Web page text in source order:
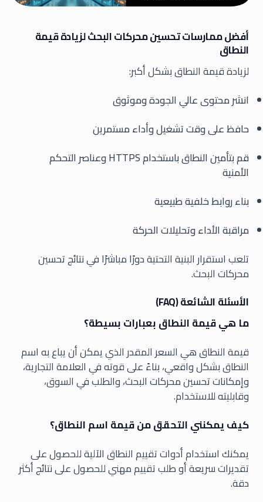
أفضل ممارسات تحسين محركات البحث لزيادة قيمة
النطاق
لزيادة قيمة النطاق بشكل أكبر:
انشر محتوى عالي الجودة وموثوق
حافظ على وقت تشغيل وأداء مستمرين
قم بتأمين النطاق باستخدام HTTPS وعناصر التحكم
الأمنية
بناء روابط خلفية طبيعية
مراقبة الأداء وتحليلات الحركة
تلعب استقرار البنية التحتية دورًا مباشرًا في نتائج تحسين
محركات البحث.
الأسئلة الشائعة (FAQ)
ما هي قيمة النطاق بعبارات بسيطة؟
قيمة النطاق هي السعر المقدر الذي يمكن أن يباع به اسم
النطاق بشكل واقعي، بناءً على قوته في العلامة التجارية،
وإمكانات تحسين محركات البحث، والطلب في السوق،
وقابليته للاستخدام.
كيف يمكنني التحقق من قيمة اسم النطاق؟
يمكنك استخدام أدوات تقييم النطاق الآلية للحصول على
تقديرات سريعة أو طلب تقييم مهني للحصول على نتائج أكثر
دقة.